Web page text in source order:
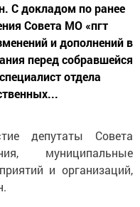
С докладом по ранее
Совета МО «пгт
и дополнений в
перед собравшейся
отдела
депутаты Совета
муниципальные
и организаций,